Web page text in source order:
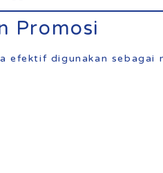
Promosi
efektif digunakan sebagai